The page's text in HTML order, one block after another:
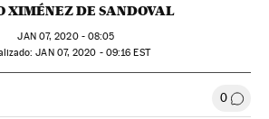
XIMÉNEZ DE SANDOVAL
JAN07, 2020 - 08:05
JAN07, 2020 - 09:16 EST
en TwitterRedes Sociales 0